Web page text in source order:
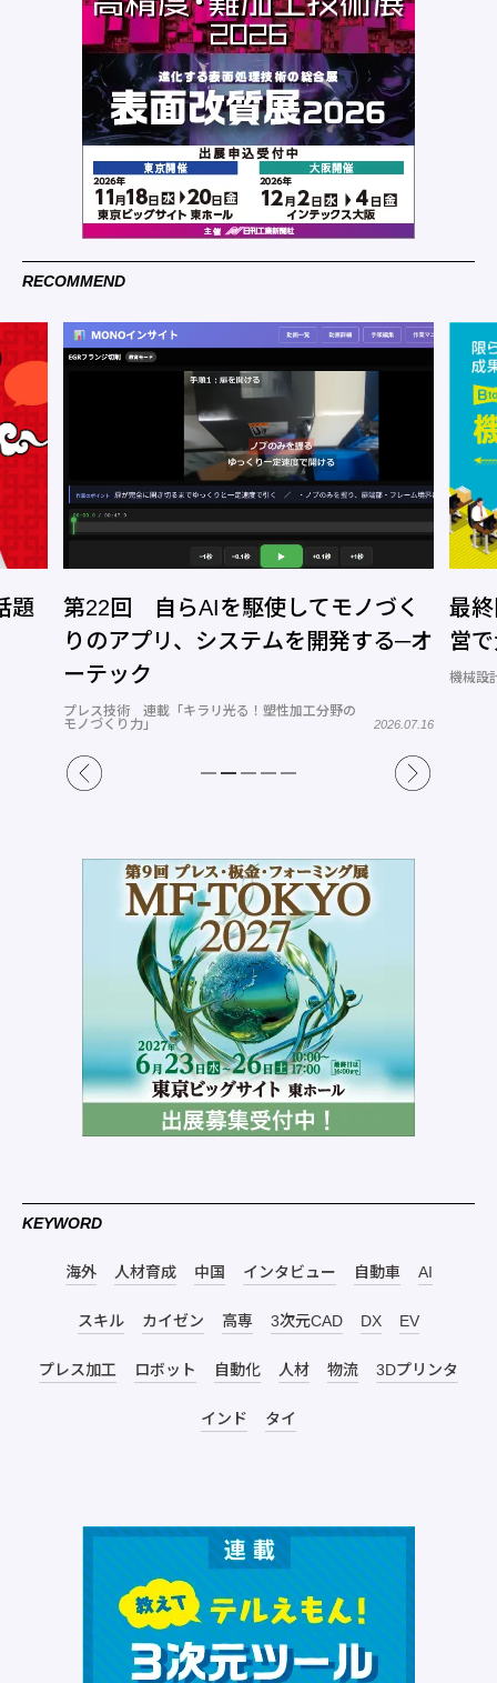
RECOMMEND
題
第22回 自らAIを駆使してモノづく
りのアプリ、システムを開発する─オ
ーテック
プレス技術 連載「キラリ光る！塑性加工分野の
モノづくり力」
2026.07.16
最
営
機械設
KEYWORD
海外 人材育成 中国 インタビュー 自動車 AI
スキル カイゼン 高専 3次元CAD DX EV
プレス加工 ロボット 自動化 人材 物流 3Dプリンタ
インド タイ